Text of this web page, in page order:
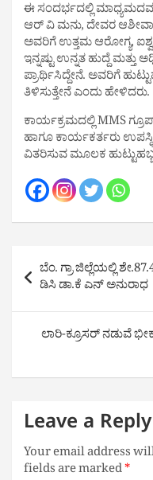
ಈ ಸಂದರ್ಭದಲ್ಲಿ
ಆರ್ ವಿ ಮನು, ದೇವರ
ಅವರಿಗೆ ಉತ್ತಮ ಆರೋಗ್ಯ,
ಇನ್ನಷ್ಟು ಉನ್ನತ ಹುದ್ದೆ
ಪ್ರಾರ್ಥಿಸಿದ್ದೇನೆ. ಅವರಿಗೆ
ತಿಳಿಸುತ್ತೇನೆ ಎಂದು ಹೇಳಿದರು.
ಕಾರ್ಯಕ್ರಮದಲ್ಲಿ MMS
ಹಾಗೂ ಕಾರ್ಯಕರ್ತರು
ವಿತರಿಸುವ ಮೂಲಕ
Post
navigation
ಬೆಂ. ಗ್ರಾ ಜಿಲ್ಲೆಯಲ್ಲಿ
ಡಿಸಿ ಡಾ.ಕೆ ಎನ್ ಅನುರಾಧ
ಲಾರಿ-ಕ್ರೂಸರ್ ನಡುವೆ
Leave a Reply
Your email address
fields are marked*